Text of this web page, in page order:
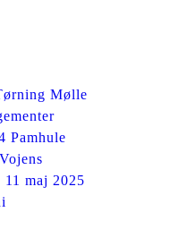
Mølle
Pamhule
maj 2025